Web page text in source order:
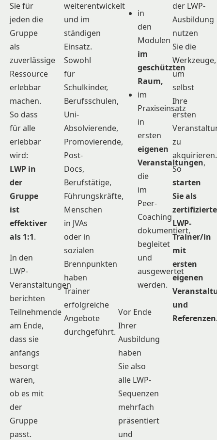
Sie für
jeden die
Gruppe
als
zuverlässige
Ressource
erlebbar
machen.
So dass
für alle
erlebbar
wird:
LWP in
der
Gruppe
ist
effektiver
als 1:1.
In den
LWP-
Veranstaltungen
berichten
Teilnehmende
am Ende,
dass sie
anfangs
besorgt
waren,
ob es mit
der
Gruppe
passt.
weiterentwickelt
und im
ständigen
Einsatz.
Sowohl
für
Schulkinder,
Berufsschulen,
Uni-
Absolvierende,
Promovierende,
Post-
Docs,
Berufstätige,
Führungskräfte,
Menschen
in JVAs
oder in
sozialen
Brennpunkten
haben
Trainer
erfolgreiche
Angebote
durchgeführt.
in
den
Modulen
im
geschützten
Raum,
im
Praxiseinsatz
in
ersten
eigenen
Veranstaltungen,
die
im
Peer-
Coaching
dokumentiert,
begleitet
und
ausgewertet
werden.
Vor Ende
Ihrer
Ausbildung
haben
Sie also
alle LWP-
Sequenzen
mehrfach
präsentiert
und
der LWP-
Ausbildung
nutzen
Sie die
Werkzeuge,
um
selbst
Ihre
ersten
zu
akquirieren.
So
starten
Sie als
LWP-
Trainer/in
mit
ersten
eigenen
und